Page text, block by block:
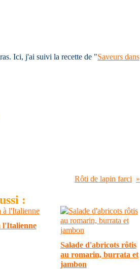
Ici, j'ai suivi la recette de "Saveurs dans
Rôti de lapin farci
:
l'Italienne
Salade d'abricots rôtis
au romarin, burrata et
jambon